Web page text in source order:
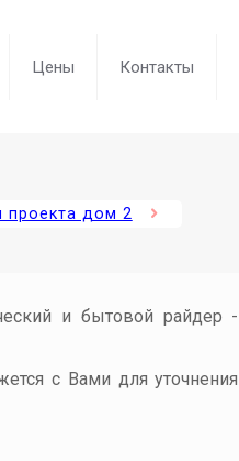
Цены Контакты
проекта дом 2
и бытовой райдер -
с Вами для уточнения